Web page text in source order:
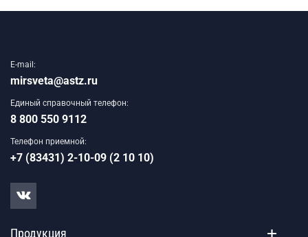
E-mail:
mirsveta@astz.ru
Единый справочный телефон:
8 800 550 9112
Телефон приемной:
+7 (83431) 2-10-09 (2 10 10)
Продукция